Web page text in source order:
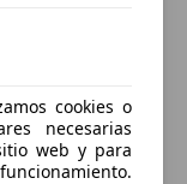
cookies o
necesarias
web y para